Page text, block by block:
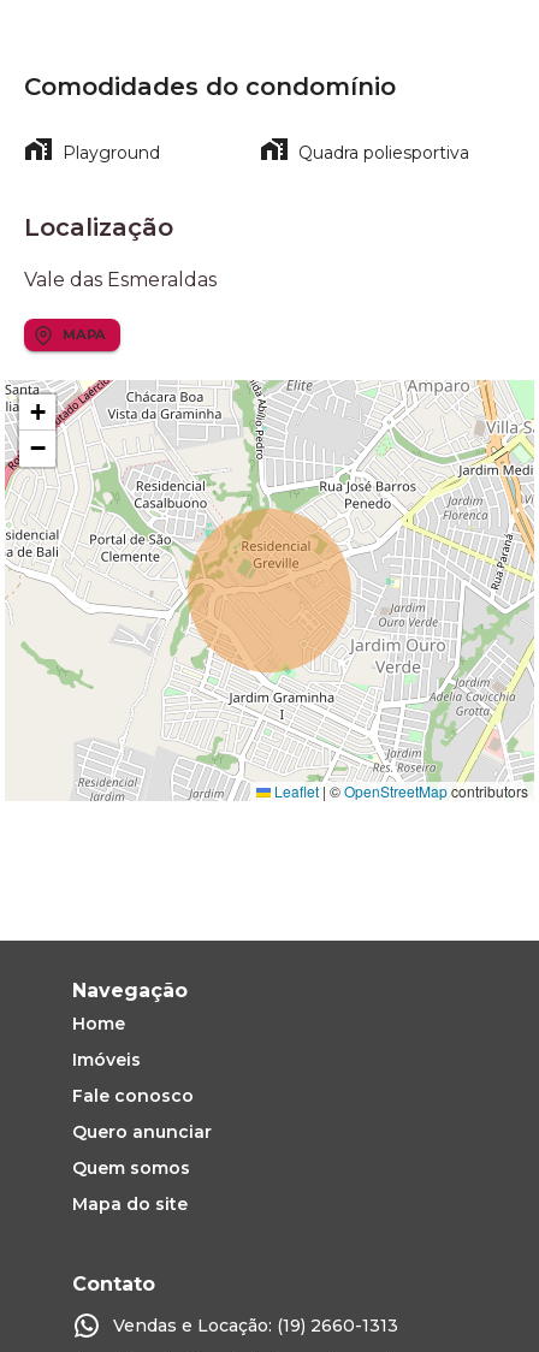
Comodidades do condomínio
Playground Quadra poliesportiva
Localização
Vale das Esmeraldas
MAPA
+
−
Leaflet | ©OpenStreetMapcontributors
Navegação
Home
Imóveis
Fale conosco
Quero anunciar
Quem somos
Mapa do site
Contato
Vendas e Locação: (19) 2660-1313